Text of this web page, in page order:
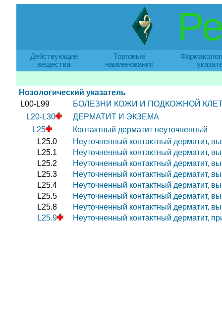
Действующие
вещества
Торговые
наименования
Нозологический указатель
L00-L99
БОЛЕЗНИ КОЖИ И ПОДКОЖНОЙ
L20-L30
ДЕРМАТИТ И ЭКЗЕМА
L25
Контактный дерматит неуточненный
L25.0
Неуточненный контактный дерматит,
L25.1
Неуточненный контактный дерматит,
L25.2
Неуточненный контактный дерматит,
L25.3
Неуточненный контактный дерматит,
L25.4
Неуточненный контактный дерматит,
L25.5
Неуточненный контактный дерматит,
L25.8
Неуточненный контактный дерматит,
L25.9
Неуточненный контактный дерматит,